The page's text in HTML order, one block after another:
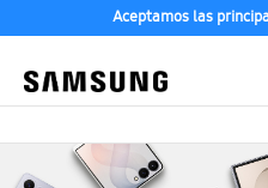
Aceptamos las